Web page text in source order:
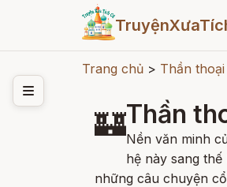
Trang chủ > Thần thoại
🏰Thần
Nền văn minh
hệ này sang
những câu chuyện